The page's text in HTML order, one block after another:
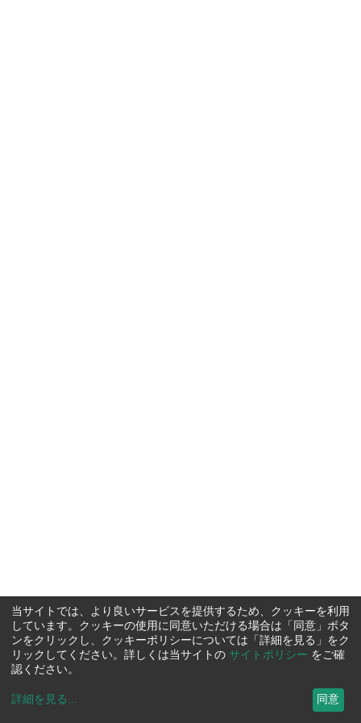
当サイトでは、より良いサービスを提供するため、クッキーを利用
しています。クッキーの使用に同意いただける場合は「同意」ボタ
ンをクリックし、クッキーポリシーについては「詳細を見る」をク
リックしてください。詳しくは当サイトの サイトポリシー をご確
認ください。
詳細を見る ... 同意